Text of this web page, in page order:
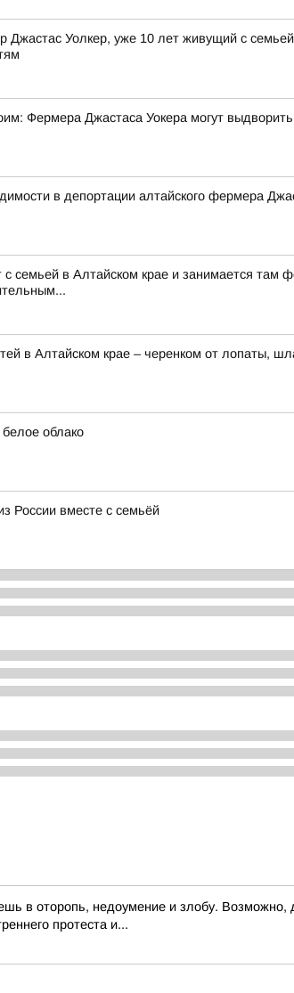
Уолкер, уже 10 лет живущий с
Фермера Джастаса Уокера могут
в депортации алтайского фермера
семьей в Алтайском крае и занимается
в Алтайском крае – черенком от лопаты,
облако
России вместе с семьёй
в оторопь, недоумение и злобу. Возможно,
протеста и...